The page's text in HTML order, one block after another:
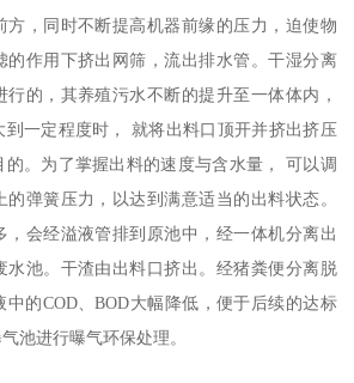
方，同时不断提高机器前缘的压力，迫使物
的作用下挤出网筛，流出排水管。干湿分离
的，其养殖污水不断的提升至一体体内，
一定程度时， 就将出料口顶开并挤出挤压
。为了掌握出料的速度与含水量， 可以调
弹簧压力，以达到满意适当的出料状态。
，会经溢液管排到原池中，经一体机分离出
水池。干渣由出料口挤出。经猪粪便分离脱
的COD、BOD大幅降低，便于后续的达标
池进行曝气环保处理。